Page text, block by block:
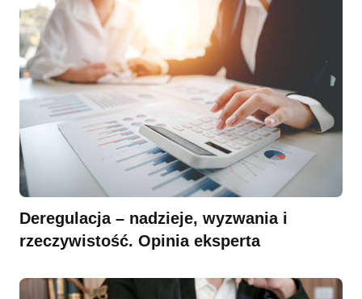
Deregulacja – nadzieje, wyzwania i
rzeczywistość. Opinia eksperta